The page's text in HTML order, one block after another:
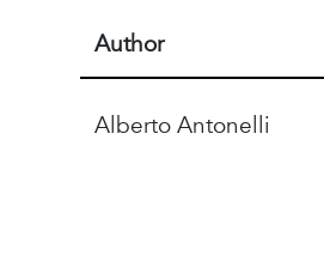
Author
Alberto Antonelli